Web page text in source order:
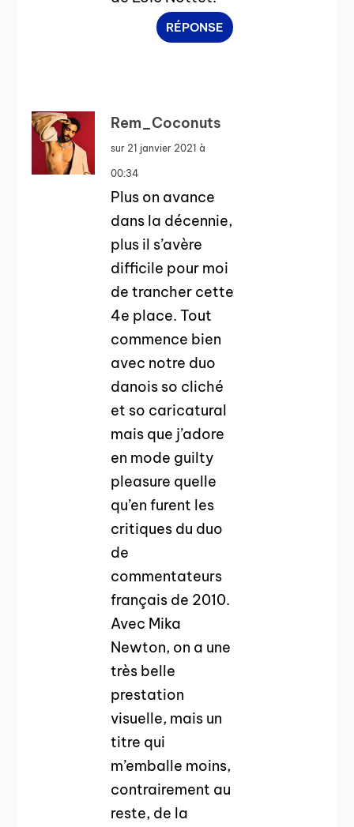
RÉPONSE
Rem_Coconuts
sur 21 janvier 2021 à
00:34
Plus on avance
dans la décennie,
plus il s’avère
difficile pour moi
de trancher cette
4e place. Tout
commence bien
avec notre duo
danois so cliché
et so caricatural
mais que j’adore
en mode guilty
pleasure quelle
qu’en furent les
critiques du duo
de
commentateurs
français de 2010.
Avec Mika
Newton, on a une
très belle
prestation
visuelle, mais un
titre qui
m’emballe moins,
contrairement au
reste, de la